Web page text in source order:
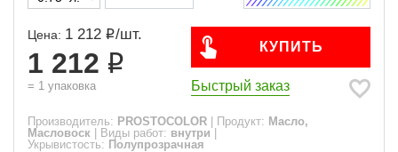
Цена: 1 212 /шт.
1 212
= 1 упаковка
КУПИТЬ
Быстрый заказ
Производитель: PROSTOCOLOR Продукт: Масло,
Масловоск
Виды работ: внутри
Укрывистость: Полупрозрачная